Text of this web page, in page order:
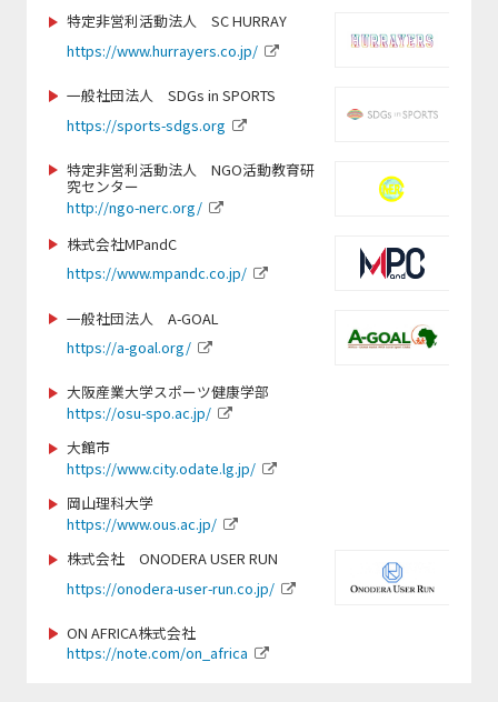
特定非営利活動法人 SC HURRAY
https://www.hurrayers.co.jp/
一般社団法人 SDGs in SPORTS
https://sports-sdgs.org
特定非営利活動法人 NGO活動教育研
究センター
http://ngo-nerc.org/
株式会社MPandC
https://www.mpandc.co.jp/
一般社団法人 A-GOAL
https://a-goal.org/
大阪産業大学スポーツ健康学部
https://osu-spo.ac.jp/
大館市
https://www.city.odate.lg.jp/
岡山理科大学
https://www.ous.ac.jp/
株式会社 ONODERA USER RUN
https://onodera-user-run.co.jp/
ON AFRICA株式会社
https://note.com/on_africa
https://gxa.co.jp/
https://gmss.jp
https://www.swimmy-ss.com/
https://www.nagoyaparkour.com/
https://www.scsagamihara.com/school/school
https://sbsso.com/
https://www.sports-f.co.jp/
https://jppc.jp/
https://www.jice.org
https://www.cozy-
sports.com/nagano-school/nagano/
https://jsfa-official.jp/
https://www.nittai.ac.jp/
https://jpn-gym.jp/